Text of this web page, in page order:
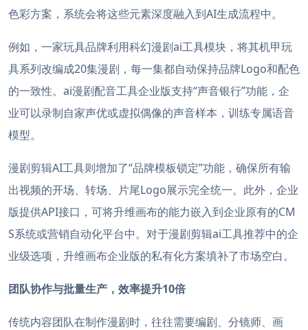
色彩方案，系统会将这些元素深度融入到AI生成流程中。
例如，一家玩具品牌利用科幻漫剧ai工具模块，将其机甲玩
具系列改编成20集漫剧，每一集都自动保持品牌Logo和配色
的一致性。ai漫剧配音工具企业版支持“声音银行”功能，企
业可以录制自家声优或虚拟偶像的声音样本，训练专属语音
模型。
漫剧剪辑AI工具则增加了“品牌模板锁定”功能，确保所有输
出视频的开场、转场、片尾Logo展示完全统一。此外，企业
版提供API接口，可将升维画布的能力嵌入到企业原有的CM
S系统或营销自动化平台中。对于漫剧剪辑ai工具推荐中的企
业级选项，升维画布企业版的私有化方案填补了市场空白。
团队协作与批量生产，效率提升10倍
传统内容团队在制作漫剧时，往往需要编剧、分镜师、画